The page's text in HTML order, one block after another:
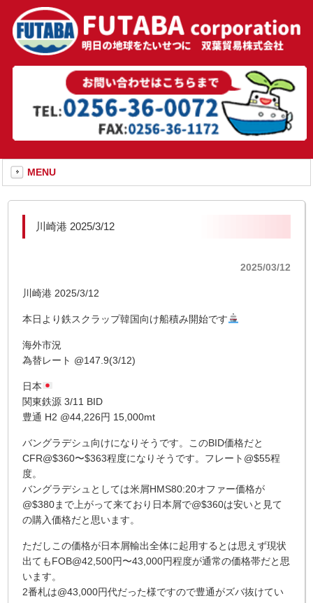
MENU
川崎港 2025/3/12
2025/03/12
川崎港 2025/3/12
本日より鉄スクラップ韓国向け船積み開始です
海外市況
為替レート @147.9(3/12)
日本
関東鉄源 3/11 BID
豊通 H2 @44,226円 15,000mt
バングラデシュ向けになりそうです。このBID価格だと
CFR@$360〜$363程度になりそうです。フレート@$55程
度。
バングラデシュとしては米屑HMS80:20オファー価格が
@$380まで上がって来ており日本屑で@$360は安いと見て
の購入価格だと思います。
ただしこの価格が日本屑輸出全体に起用するとは思えず現状
出てもFOB@42,500円〜43,000円程度が通常の価格帯だと思
います。
2番札は@43,000円代だった様ですので豊通がズバ抜けてい